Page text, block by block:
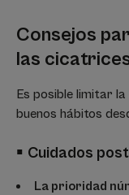
Consejos
las
Es posible limitar
buenos hábitos
▪ Cuidados
La prioridad